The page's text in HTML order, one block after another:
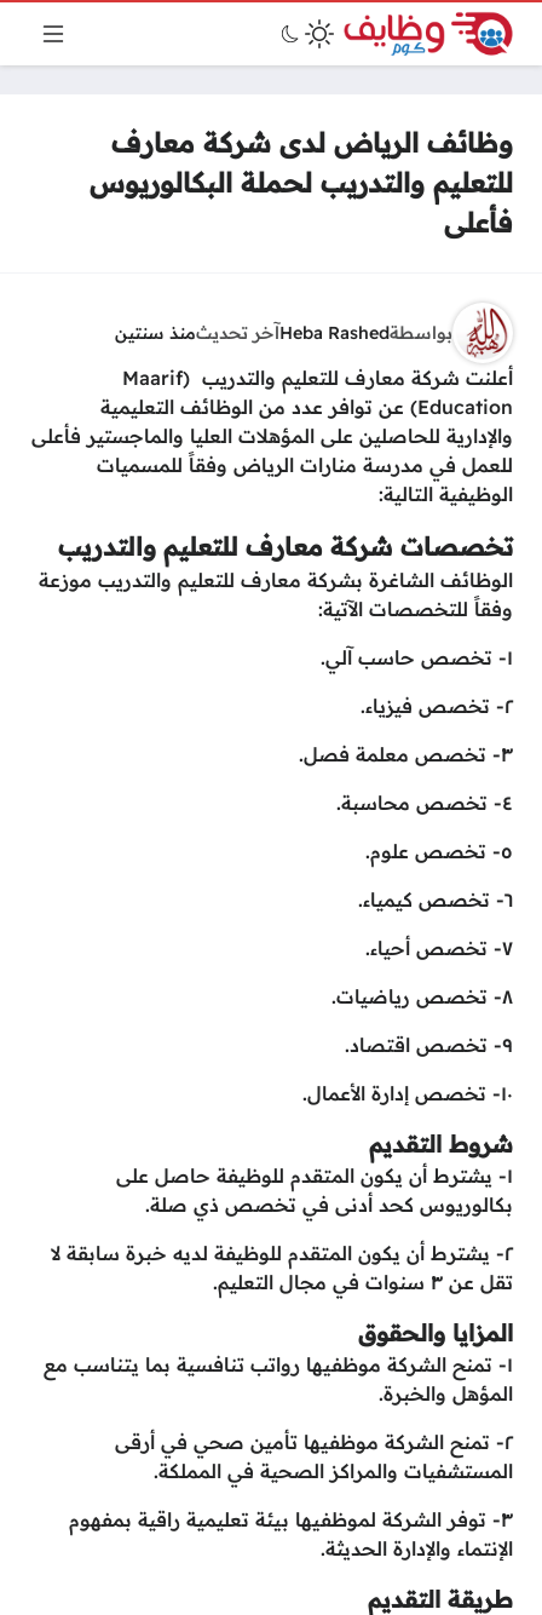
وظائف الرياض لدى شركة معارف
للتعليم والتدريب لحملة البكالوريوس
فأعلى
بواسطةHeba Rashedآخر تحديثمنذ سنتين
أعلنت شركة معارف للتعليم والتدريب (Maarif
Education) عن توافر عدد من الوظائف التعليمية
والإدارية للحاصلين على المؤهلات العليا والماجستير فأعلى
للعمل في مدرسة منارات الرياض وفقاً للمسميات
الوظيفية التالية:
تخصصات شركة معارف للتعليم والتدريب
الوظائف الشاغرة بشركة معارف للتعليم والتدريب موزعة
وفقاً للتخصصات الآتية:
١- تخصص حاسب آلي.
٢- تخصص فيزياء.
٣- تخصص معلمة فصل.
٤- تخصص محاسبة.
٥- تخصص علوم.
٦- تخصص كيمياء.
٧- تخصص أحياء.
٨- تخصص رياضيات.
٩- تخصص اقتصاد.
١٠- تخصص إدارة الأعمال.
شروط التقديم
١- يشترط أن يكون المتقدم للوظيفة حاصل على
بكالوريوس كحد أدنى في تخصص ذي صلة.
٢- يشترط أن يكون المتقدم للوظيفة لديه خبرة سابقة لا
تقل عن ٣ سنوات في مجال التعليم.
المزايا والحقوق
١- تمنح الشركة موظفيها رواتب تنافسية بما يتناسب مع
المؤهل والخبرة.
٢- تمنح الشركة موظفيها تأمين صحي في أرقى
المستشفيات والمراكز الصحية في المملكة.
٣- توفر الشركة لموظفيها بيئة تعليمية راقية بمفهوم
الإنتماء والإدارة الحديثة.
طريقة التقديم